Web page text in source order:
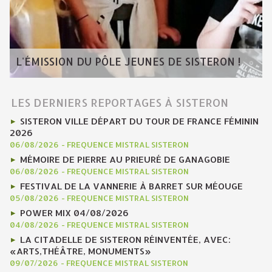
L'ÉMISSION DU PÔLE JEUNES DE SISTERON !
LES DERNIERS REPORTAGES À SISTERON
SISTERON VILLE DÉPART DU TOUR DE FRANCE FÉMININ
2026
06/08/2026 - FREQUENCE MISTRAL SISTERON
MÉMOIRE DE PIERRE AU PRIEURÉ DE GANAGOBIE
06/08/2026 - FREQUENCE MISTRAL SISTERON
FESTIVAL DE LA VANNERIE À BARRET SUR MÉOUGE
05/08/2026 - FREQUENCE MISTRAL SISTERON
POWER MIX 04/08/2026
04/08/2026 - FREQUENCE MISTRAL SISTERON
LA CITADELLE DE SISTERON RÉINVENTÉE, AVEC:
«ARTS,THÉÂTRE, MONUMENTS»
09/07/2026 - FREQUENCE MISTRAL SISTERON